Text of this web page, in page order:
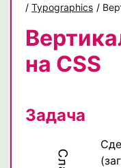
/ Typographics /
на CSS
Задача